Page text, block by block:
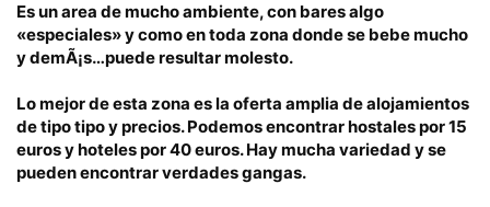
Es un area de mucho ambiente, con bares algo
«especiales» y como en toda zona donde se bebe mucho
y demÃ¡s…puede resultar molesto.
Lo mejor de esta zona es la oferta amplia de alojamientos
de tipo tipo y precios.Podemos encontrar hostales por15
eurosy hoteles por40 euros. Hay mucha variedad y se
pueden encontrar verdades gangas.